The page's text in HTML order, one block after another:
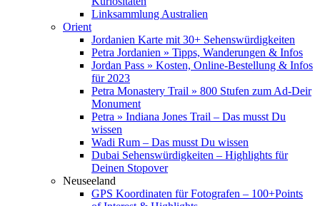
Linksammlung Australien
Orient
Jordanien Karte mit 30+ Sehenswürdigkeiten
Petra Jordanien » Tipps, Wanderungen & Infos
Jordan Pass » Kosten, Online-Bestellung & Infos
für 2023
Petra Monastery Trail » 800 Stufen zum Ad-Deir
Monument
Petra » Indiana Jones Trail – Das musst Du
wissen
Wadi Rum – Das musst Du wissen
Dubai Sehenswürdigkeiten – Highlights für
Deinen Stopover
Neuseeland
GPS Koordinaten für Fotografen – 100+Points